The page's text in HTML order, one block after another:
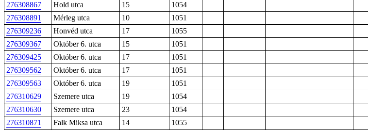
276308867 Hold utca 15 1054
276308891
Mérleg utca 10 1051
276309236
Honvéd utca 17 1055
276309367
Október 6. utca 15 1051
276309425
Október 6. utca 17 1051
276309562
Október 6. utca 17 1051
276309563
Október 6. utca 19 1051
276310629
Szemere utca 19 1054
276310630
Szemere utca 23 1054
276310871
Falk Miksa utca 14 1055